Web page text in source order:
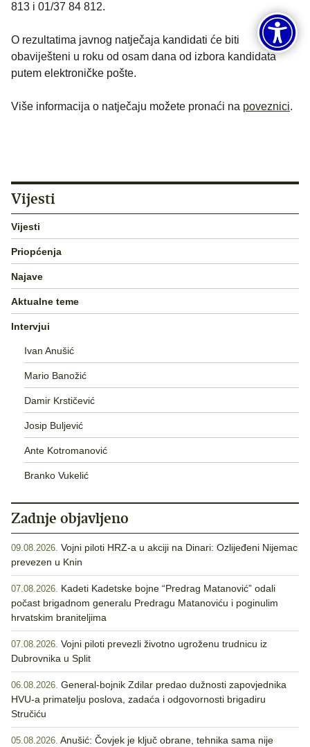
813 i 01/37 84 812.
O rezultatima javnog natječaja kandidati će biti
obaviješteni u roku od osam dana od izbora kandidata
putem elektroničke pošte.
Više informacija o natječaju možete pronaći na poveznici.
Vijesti
Vijesti
Priopćenja
Najave
Aktualne teme
Intervjui
Ivan Anušić
Mario Banožić
Damir Krstičević
Josip Buljević
Ante Kotromanović
Branko Vukelić
Zadnje objavljeno
09.08.2026. Vojni piloti HRZ-a u akciji na Dinari: Ozlijeđeni Nijemac
prevezen u Knin
07.08.2026. Kadeti Kadetske bojne “Predrag Matanović” odali
počast brigadnom generalu Predragu Matanoviću i poginulim
hrvatskim braniteljima
07.08.2026. Vojni piloti prevezli životno ugroženu trudnicu iz
Dubrovnika u Split
06.08.2026. General-bojnik Zdilar predao dužnosti zapovjednika
HVU-a primatelju poslova, zadaća i odgovornosti brigadiru
Stručiću
05.08.2026. Anušić: Čovjek je ključ obrane, tehnika sama nije